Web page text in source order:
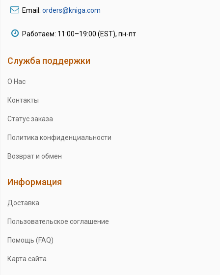
Email: orders@kniga.com
Работаем: 11:00–19:00 (EST), пн-пт
Служба поддержки
О Нас
Контакты
Статус заказа
Политика конфиденциальности
Возврат и обмен
Информация
Доставка
Пользовательское соглашение
Помощь (FAQ)
Карта сайта